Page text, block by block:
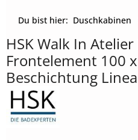
Du bist hier: Duschkabinen
HSK Walk In
Frontelement 100
Beschichtung